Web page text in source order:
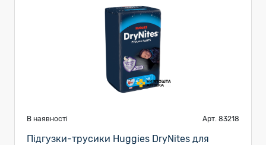
В наявності Арт. 83218
Підгузки-трусики Huggies DryNites для